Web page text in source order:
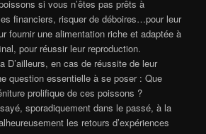
si vous n’êtes pas prêts à
financiers, risquer de déboires…pour leur
fournir une alimentation riche et adaptée à
pour réussir leur reproduction.
D’ailleurs, en cas de réussite de leur
question essentielle à se poser : Que
prolifique de ces poissons ?
sporadiquement dans le passé, à la
les retours d’expériences